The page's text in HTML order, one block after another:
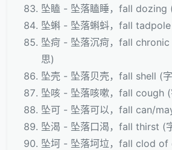
坠瞌 - 坠落瞌睡，fall dozing
坠蝌 - 坠落蝌蚪，fall
坠疴 - 坠落沉疴，fall
思)
坠壳 - 坠落贝壳，fall shell (
坠咳 - 坠落咳嗽，fall cough (
坠可 - 坠落可以，fall can/
坠渴 - 坠落口渴，fall thirst (
坠坷 - 坠落坷垃，fall clod of